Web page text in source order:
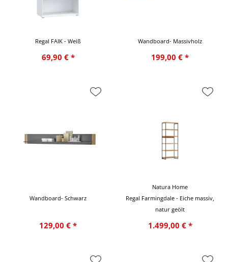
Regal FAIK - Weiß
69,90 € *
Wandboard- Massivholz
199,00 € *
Wandboard- Schwarz
129,00 € *
Natura Home
Regal Farmingdale - Eiche massiv,
natur geölt
1.499,00 € *